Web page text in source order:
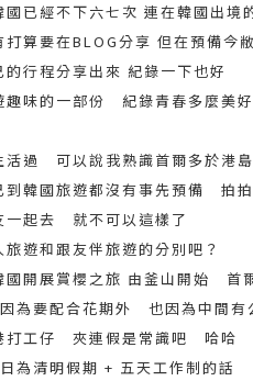
國已經不下六七次 連在韓國出
算要在BLOG分享 但在預備今
行程分享出來 紀錄一下也好
趣味的一部份 紀錄青春多麼美好
活過 可以說我熟識首爾多於港島
到韓國旅遊都沒有事先預備 拍
一起去 就不可以這樣了
遊和跟友伴旅遊的分別吧？
國開展賞櫻之旅 由釜山開始 首
為要配合花期外 也因為中間有
打工仔 夾連假是常識吧 哈哈
為清明假期 + 五天工作制的話